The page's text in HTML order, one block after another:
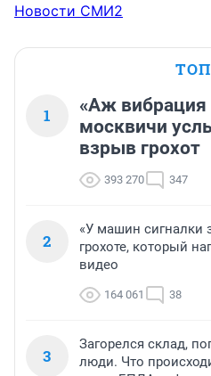
Новости СМИ2
1
«Аж
москвичи
взрыв грохот
393 270 347
2
«У машин сигналки
грохоте, который
видео
164 061 38
3
Загорелся склад,
люди. Что